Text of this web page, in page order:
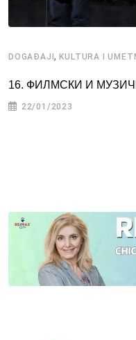
DOGAĐAJI,KULTURA I
16. ФИЛМСКИ И
22/01/2023